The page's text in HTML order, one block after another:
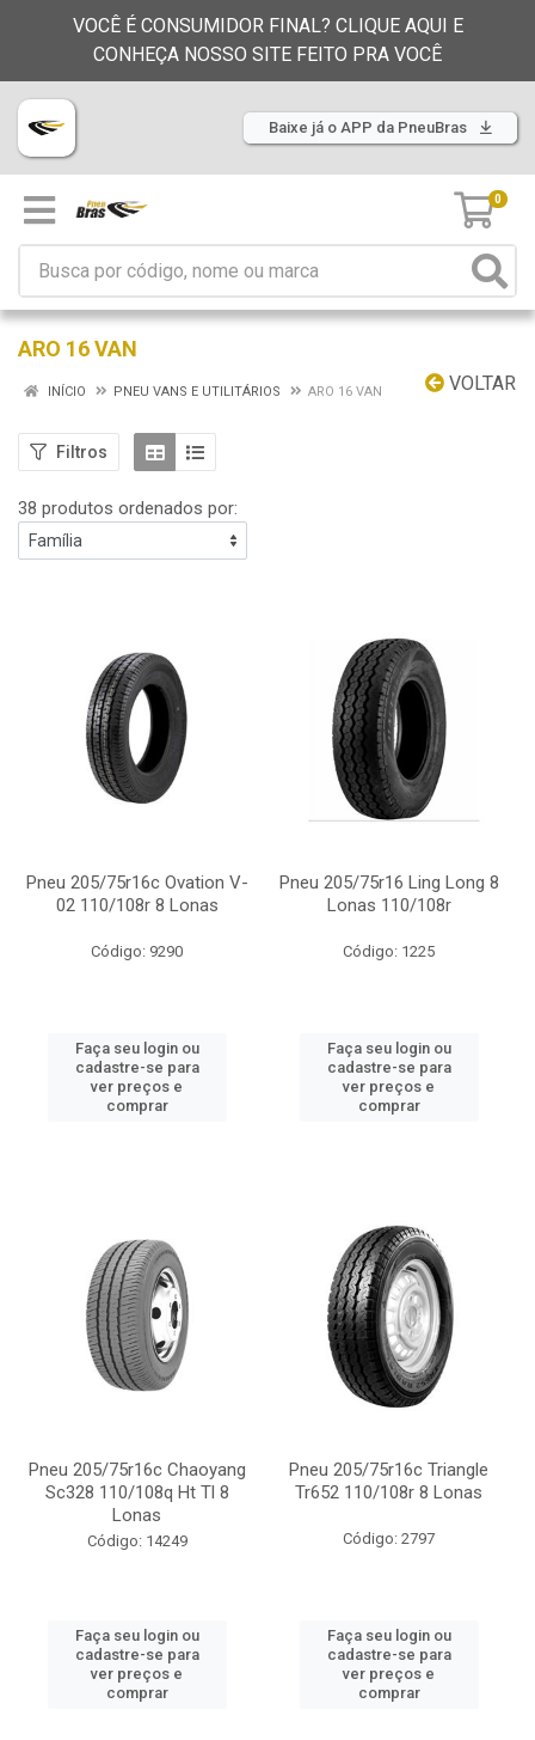
VOCÊ É CONSUMIDOR FINAL? CLIQUE AQUI E
CONHEÇA NOSSO SITE FEITO PRA VOCÊ
Baixe já o APP da PneuBras
0
ARO 16 VAN
VOLTAR
INÍCIO PNEU VANS E UTILITÁRIOS ARO 16 VAN
Filtros
38 produtos ordenados por:
Pneu 205/75r16c Ovation V-
02 110/108r 8 Lonas
Código: 9290
Faça seu login ou
cadastre-se para
ver preços e
comprar
Pneu 205/75r16 Ling Long 8
Lonas 110/108r
Código: 1225
Faça seu login ou
cadastre-se para
ver preços e
comprar
Pneu 205/75r16c Chaoyang
Sc328 110/108q Ht Tl 8
Lonas
Código: 14249
Faça seu login ou
cadastre-se para
ver preços e
comprar
Pneu 205/75r16c Triangle
Tr652 110/108r 8 Lonas
Código: 2797
Faça seu login ou
cadastre-se para
ver preços e
comprar